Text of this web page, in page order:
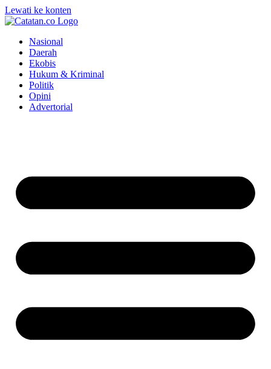
Lewati ke konten
Nasional
Daerah
Ekobis
Hukum & Kriminal
Politik
Opini
Advertorial